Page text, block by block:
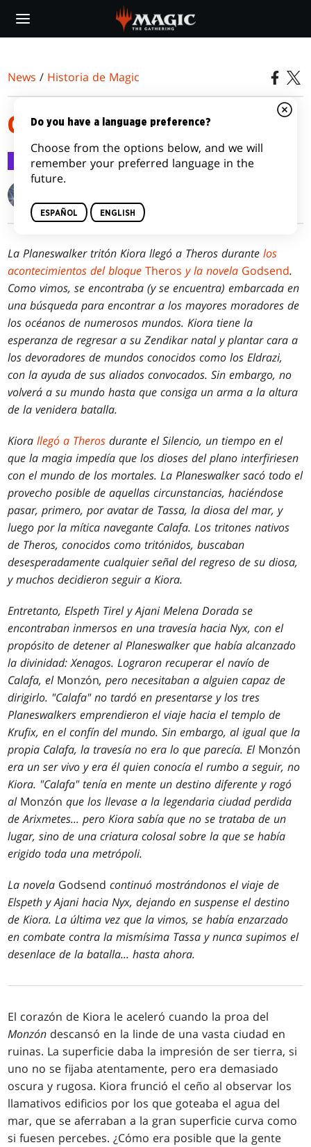
main
News / Historia de Magic
GOTA POR GOTA
Historia de Magic 20 may 2015
La Planeswalker tritón Kiora llegó a Theros durantelos
acontecimientos del bloqueTheros y la novela Godsend.
Como vimos, se encontraba (y se encuentra) embarcada en
una búsqueda para encontrar a los mayores moradores de
los océanos de numerosos mundos. Kiora tiene la
esperanza de regresar a su Zendikar natal y plantar cara a
los devoradores de mundos conocidos como los Eldrazi,
con la ayuda de sus aliados convocados. Sin embargo, no
volverá a su mundo hasta que consiga un arma a la altura
de la venidera batalla.
Kiorallegó a Theros durante el Silencio, un tiempo en el
que la magia impedía que los dioses del plano interfiriesen
con el mundo de los mortales. La Planeswalker sacó todo el
provecho posible de aquellas circunstancias, haciéndose
pasar, primero, por avatar de Tassa, la diosa del mar, y
luego por la mítica navegante Calafa. Los tritones nativos
de Theros, conocidos como tritónidos, buscaban
desesperadamente cualquier señal del regreso de su diosa,
y muchos decidieron seguir a Kiora.
Entretanto, Elspeth Tirel y Ajani Melena Dorada se
encontraban inmersos en una travesía hacia Nyx, con el
propósito de detener al Planeswalker que había alcanzado
la divinidad: Xenagos. Lograron recuperar el navío de
Calafa, el Monzón, pero necesitaban a alguien capaz de
dirigirlo. "Calafa" no tardó en presentarse y los tres
Planeswalkers emprendieron el viaje hacia el templo de
Krufix, en el confín del mundo. Sin embargo, al igual que la
propia Calafa, la travesía no era lo que parecía. El Monzón
era un ser vivo y era él quien conocía el rumbo a seguir, no
Kiora. "Calafa" tenía en mente un destino diferente y rogó
al Monzón que los llevase a la legendaria ciudad perdida
de Arixmetes... pero Kiora sabía que no se trataba de un
lugar, sino de una criatura colosal sobre la que se había
erigido toda una metrópoli.
La novela Godsend continuó mostrándonos el viaje de
Elspeth y Ajani hacia Nyx, dejando en suspense el destino
de Kiora. La última vez que la vimos, se había enzarzado
en combate contra la mismísima Tassa y nunca supimos el
desenlace de la batalla... hasta ahora.
El corazón de Kiora le aceleró cuando la proa del
Monzón descansó en la linde de una vasta ciudad en
ruinas. La superficie daba la impresión de ser tierra, si
uno no se fijaba atentamente, pero era demasiado
oscura y rugosa. Kiora frunció el ceño al observar los
llamativos edificios por los que goteaba el agua del
mar, que se aferraban a la gran superficie curva como
si fuesen percebes. ¿Cómo era posible que la gente
Do you have a language preference?
Choose from the options below, and we will
remember your preferred language in the
future.
ESPAÑOL ENGLISH